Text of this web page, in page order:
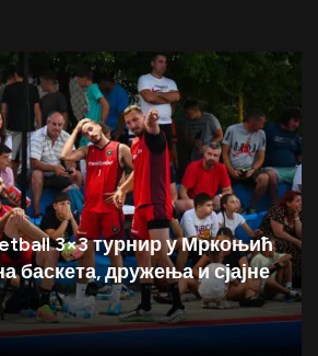
3×3 турнир у Мркоњић
баскета, дружења и сјајне